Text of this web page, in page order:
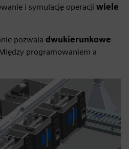
i symulację operacji wiele
pozwala dwukierunkowe
programowaniem a